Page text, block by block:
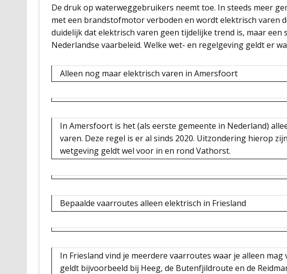
De druk op waterweggebruikers neemt toe. In steeds meer
met een brandstofmotor verboden en wordt elektrisch varen
duidelijk dat elektrisch varen geen tijdelijke trend is, maar
Nederlandse vaarbeleid. Welke wet- en regelgeving geldt er
Alleen nog maar elektrisch varen in Amersfoort
In Amersfoort is het (als eerste gemeente in Nederland)
varen. Deze regel is er al sinds 2020. Uitzondering hierop
wetgeving geldt wel voor in en rond Vathorst.
Bepaalde vaarroutes alleen elektrisch in Friesland
In Friesland vind je meerdere vaarroutes waar je alleen
geldt bijvoorbeeld bij Heeg, de Butenfjildroute en de